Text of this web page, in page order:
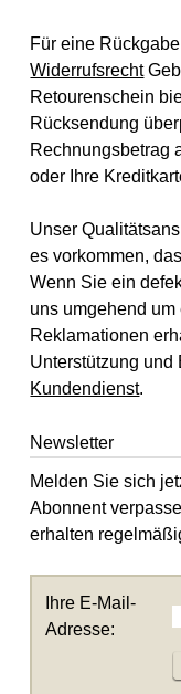
Für eine
Widerrufsrecht
Retourenschein
Rücksendung
Rechnungsbetrag
oder Ihre
Unser
es vorkommen,
Wenn Sie ein
uns umgehend
Reklamationen
Unterstützung und
Kundendienst.
Newsletter
Melden Sie sich
Abonnent
erhalten
Ihre E-Mail-
Adresse: